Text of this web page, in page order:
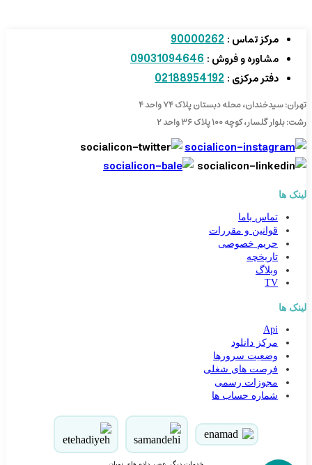
جهت ارتباط در پیامرسان بله کلیک کنید
تماس تلفنی با کارشناس فروش
09031094646
021-88954192
مرکز تماس : 90000262
مشاوره و فروش : 09031094646
دفتر مرکزی : 02188954192
تهران: سیدخندان، محله دبستان پلاک ۷۴ واحد ۴
رشت: بلوار گلسار، کوچه ۱۰۰ پلاک ۳۶ واحد ۲
لینک ها
تماس باما
قوانین و مقررات
حریم خصوصی
تاریخچه
وبلاگ
TV
لینک ها
Api
مرکز دانلود
وضعیت سرورها
فرصت های شغلی
مجوزات رسمی
شماره حساب ها